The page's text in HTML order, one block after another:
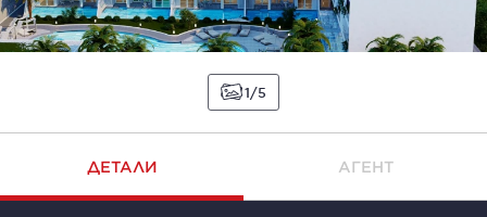
1 5
ДЕТАЛИ АГЕНТ